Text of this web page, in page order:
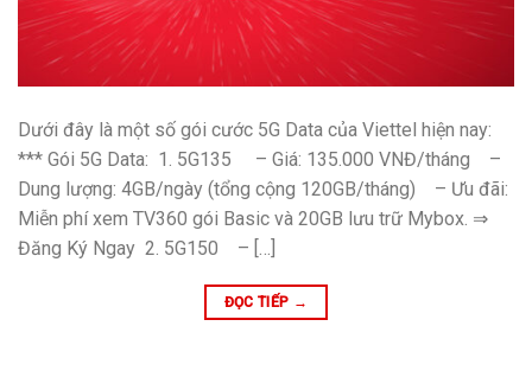
Dưới đây là một số gói cước 5G Data của Viettel hiện nay:
*** Gói 5G Data: 1. 5G135 – Giá: 135.000 VNĐ/tháng –
Dung lượng: 4GB/ngày (tổng cộng 120GB/tháng) – Ưu đãi:
Miễn phí xem TV360 gói Basic và 20GB lưu trữ Mybox. ⇒
Đăng Ký Ngay 2. 5G150 – […]
ĐỌC TIẾP →